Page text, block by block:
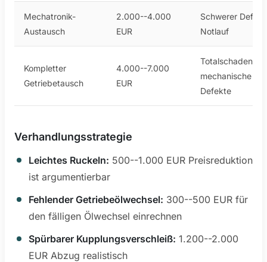
Mechatronik-
Austausch
2.000--4.000
EUR
Schwerer
Notlauf
Kompletter
Getriebetausch
4.000--7.000
EUR
Totalschaden,
mechanische
Defekte
Verhandlungsstrategie
Leichtes Ruckeln: 500--1.000 EUR Preisreduktion
ist argumentierbar
Fehlender Getriebeölwechsel: 300--500 EUR für
den fälligen Ölwechsel einrechnen
Spürbarer Kupplungsverschleiß: 1.200--2.000
EUR Abzug realistisch